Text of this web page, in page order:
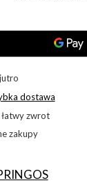
jutro
dostawa
zwrot
zakupy